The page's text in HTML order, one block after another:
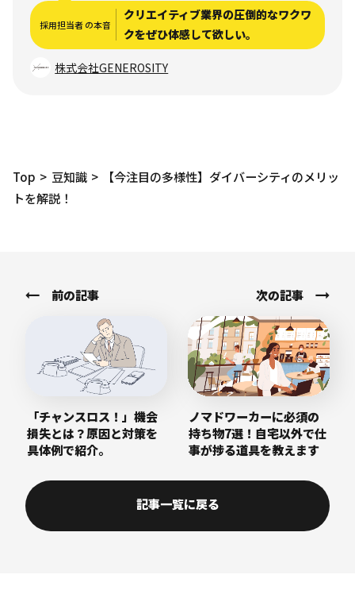
採用担当者 の本音
クリエイティブ業界の圧倒的なワクワ
クをぜひ体感して欲しい。
株式会社GENEROSITY
Top 豆知識
【今注目の多様性】ダイバーシティのメリッ
トを解説！
前の記事
「チャンスロス！」機会
損失とは？原因と対策を
具体例で紹介。
次の記事
ノマドワーカーに必須の
持ち物7選！自宅以外で仕
事が捗る道具を教えます
記事一覧に戻る